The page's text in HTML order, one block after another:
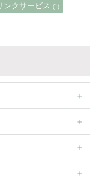
ンクサービス (1)